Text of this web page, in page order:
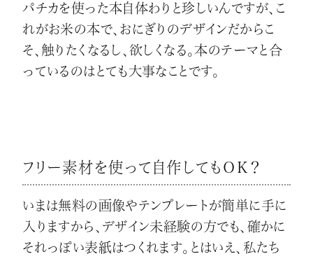
パチカを使った本自体わりと珍しいんですが、こ
れがお米の本で、おにぎりのデザインだからこ
そ、触りたくなるし、欲しくなる。本のテーマと合
っているのはとても大事なことです。
フリー素材を使って自作してもＯＫ？
いまは無料の画像やテンプレートが簡単に手に
入りますから、デザイン未経験の方でも、確かに
それっぽい表紙はつくれます。とはいえ、私たち